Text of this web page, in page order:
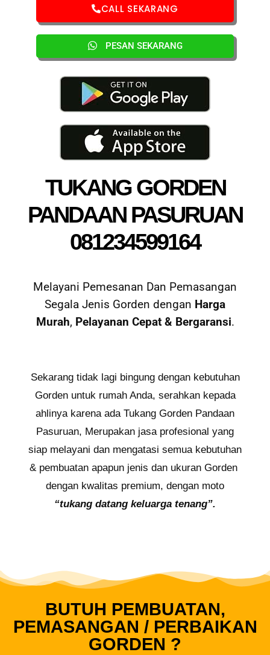
TUKANG GORDEN
PANDAAN PASURUAN
081234599164
Melayani Pemesanan Dan Pemasangan
Segala Jenis Gorden dengan Harga
Murah, Pelayanan Cepat & Bergaransi.
Sekarang tidak lagi bingung dengan kebutuhan
Gorden untuk rumah Anda, serahkan kepada
ahlinya karena ada Tukang Gorden Pandaan
Pasuruan, Merupakan jasa profesional yang
siap melayani dan mengatasi semua kebutuhan
& pembuatan apapun jenis dan ukuran Gorden
dengan kwalitas premium, dengan moto
“tukang datang keluarga tenang”.
CALL SEKARANG
PESAN SEKARANG
BUTUH PEMBUATAN,
PEMASANGAN / PERBAIKAN
GORDEN ?